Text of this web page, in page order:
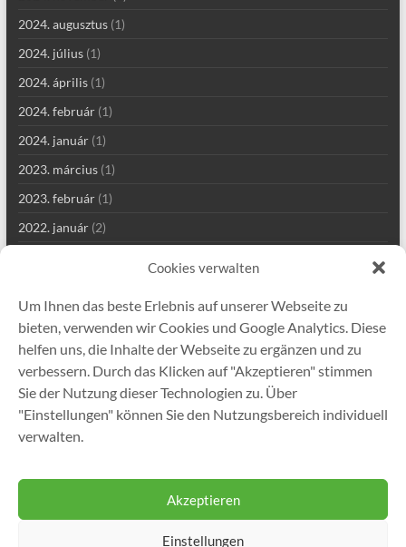
Cookies verwalten
Um Ihnen das beste Erlebnis auf unserer Webseite zu
bieten, verwenden wir Cookies und Google Analytics. Diese
helfen uns, die Inhalte der Webseite zu ergänzen und zu
verbessern. Durch das Klicken auf "Akzeptieren" stimmen
Sie der Nutzung dieser Technologien zu. Über
"Einstellungen" können Sie den Nutzungsbereich individuell
verwalten.
Akzeptieren
Einstellungen
2024. augusztus(1)
2024. július(1)
2024. április(1)
2024. február(1)
2024. január(1)
2023. március(1)
2023. február(1)
2022. január(2)
2021. július(1)
2021. június
(1)
2021. május(7)
2021. április(2)
2021. január